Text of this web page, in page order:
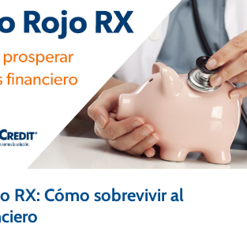
RX: Cómo sobrevivir al